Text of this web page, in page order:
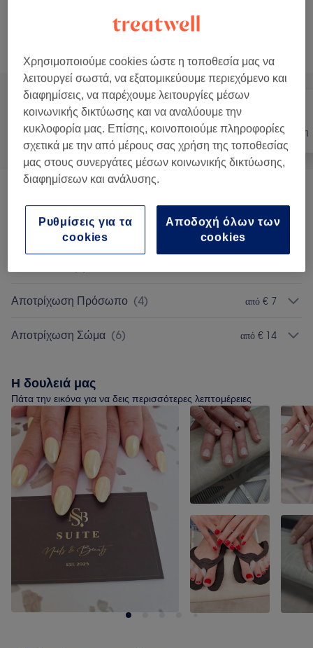
Όλα Νύχια Αποτρίχωση
Τεχνητά Νύχια (8) από € 25
Αποτρίχωση Πρόσωπο (4) από € 7
Αποτρίχωση Σώμα (6) από € 14
Η δουλειά μας
Πάτα την εικόνα για να δεις περισσότερες λεπτομέρειες
Χρησιμοποιούμε cookies ώστε η τοποθεσία μας να
λειτουργεί σωστά, να εξατομικεύουμε περιεχόμενο και
διαφημίσεις, να παρέχουμε λειτουργίες μέσων
κοινωνικής δικτύωσης και να αναλύουμε την
κυκλοφορία μας. Επίσης, κοινοποιούμε πληροφορίες
σχετικά με την από μέρους σας χρήση της τοποθεσίας
μας στους συνεργάτες μέσων κοινωνικής δικτύωσης,
διαφημίσεων και ανάλυσης.
Αποδοχή όλων των
cookies
Ρυθμίσεις για τα
cookies